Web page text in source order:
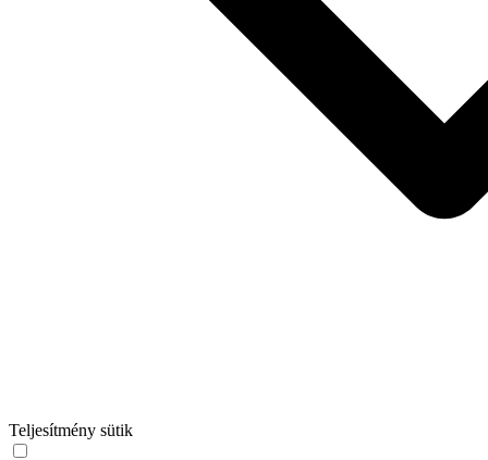
Teljesítmény sütik